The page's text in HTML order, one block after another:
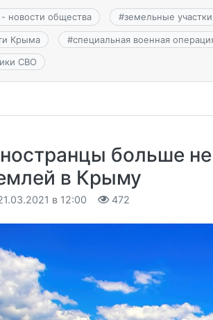
новости общества #земельные участки
Крыма #специальная военная
СВО
больше
в Крыму
в 12:00 472